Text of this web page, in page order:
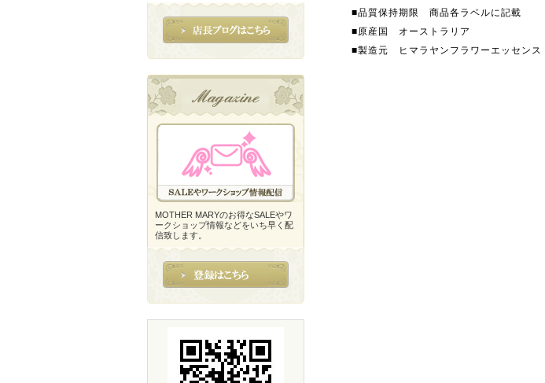
■品質保持期限 商品各ラベルに記載
■原産国 オーストラリア
■製造元 ヒマラヤンフラワーエッセンス
MOTHER MARYのお得なSALEやワ
ークショップ情報などをいち早く配
信致します。